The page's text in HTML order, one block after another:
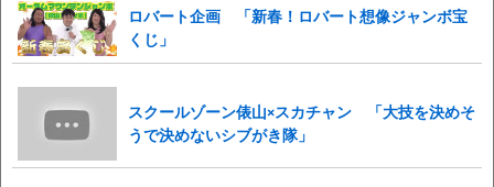
ロバート企画 「新春！ロバート想像ジャンボ宝
くじ」
スクールゾーン俵山×スカチャン 「大技を決めそ
うで決めないシブがき隊」